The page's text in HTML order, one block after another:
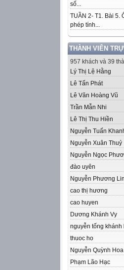
số...
TUẦN 2- T1. Bài 5.
phép tính...
THÀNH VIÊN
957 khách và 39
Lý Thị Lệ Hằng
Lê Tấn Phát
Lê Văn Hoàng Vũ
Trần Mẫn Nhi
Lê Thị Thu Hiền
Nguyễn Tuấn
Nguyễn Xuân Thuỷ
Nguyễn Ngọc
đào uyên
Nguyễn Phương
cao thị hương
cao huyen
Dương Khánh Vy
nguyễn tống khánh
thuoc ho
Nguyễn Quỳnh Hoa
Phạm Lão Hạc